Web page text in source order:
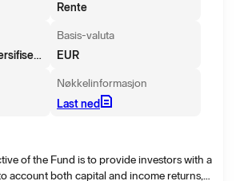
Rente
Rente, Globale Diversifiserte obligasjoner - EUR sikret
Basis-valuta
EUR
Nøkkelinformasjon
Last ned
of the Fund is to provide investors with a
account both capital and income returns,